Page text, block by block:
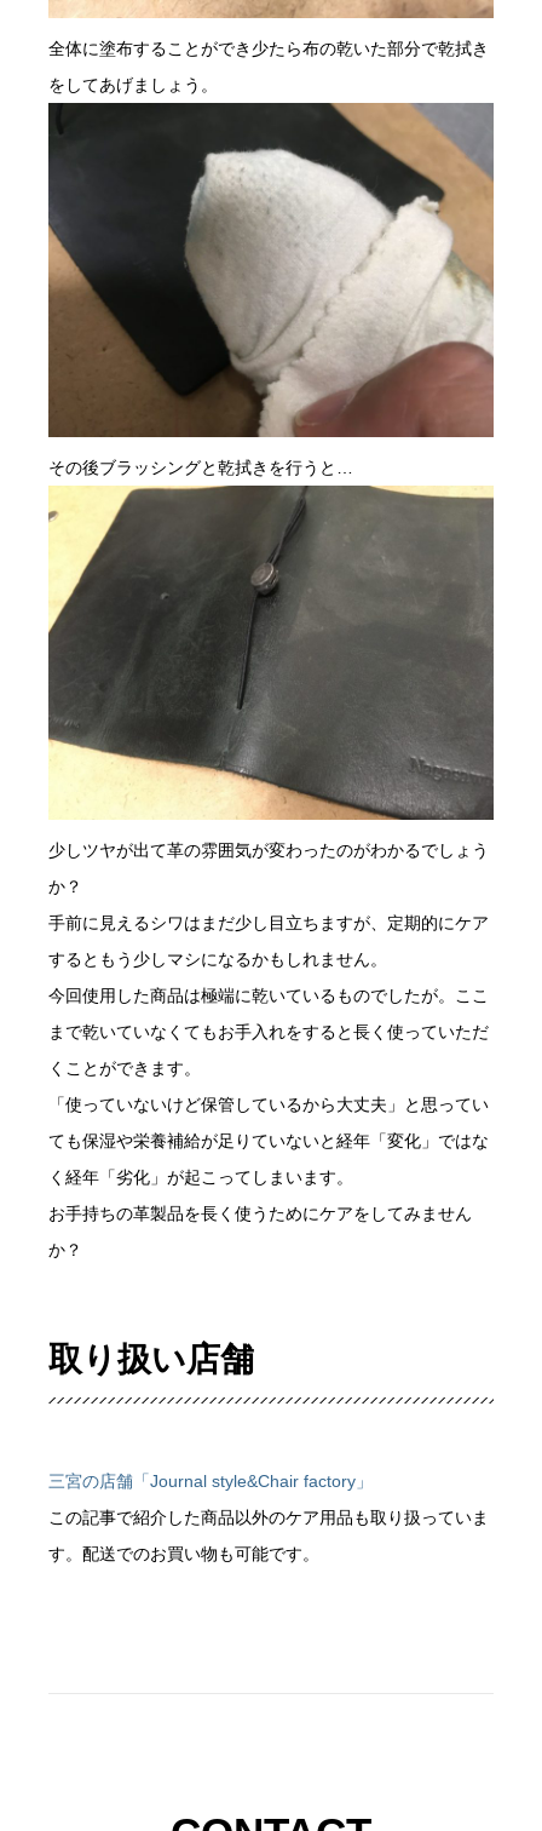
全体に塗布することができ少たら布の乾いた部分で乾拭き
をしてあげましょう。
その後ブラッシングと乾拭きを行うと…
少しツヤが出て革の雰囲気が変わったのがわかるでしょう
か？
手前に見えるシワはまだ少し目立ちますが、定期的にケア
するともう少しマシになるかもしれません。
今回使用した商品は極端に乾いているものでしたが。ここ
まで乾いていなくてもお手入れをすると長く使っていただ
くことができます。
「使っていないけど保管しているから大丈夫」と思ってい
ても保湿や栄養補給が足りていないと経年「変化」ではな
く経年「劣化」が起こってしまいます。
お手持ちの革製品を長く使うためにケアをしてみません
か？
取り扱い店舗
三宮の店舗「Journal style&Chair factory」
この記事で紹介した商品以外のケア用品も取り扱っていま
す。配送でのお買い物も可能です。